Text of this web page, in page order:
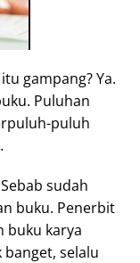
gampang? Ya.
Puluhan
puluh
sudah
buku. Penerbit
buku karya
banget, selalu